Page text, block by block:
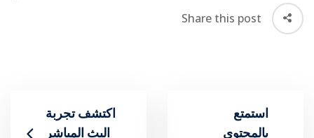
Share this post
اكتشف تجربة
البث المباشر
استمتع
بالمحتوى